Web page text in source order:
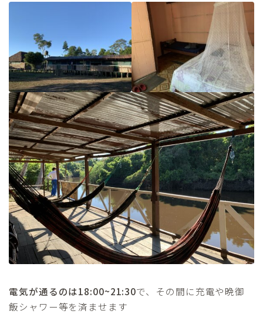
電気が通るのは18:00~21:30で、その間に充電や晩御
飯シャワー等を済ませます